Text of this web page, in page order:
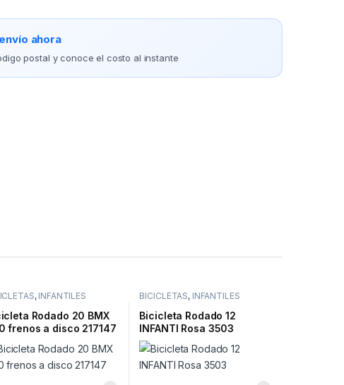
ahora
postal y conoce el costo al instante
, INFANTILES
Rodado 20 BMX
frenos a disco 217147
BICICLETAS, INFANTILES
Bicicleta Rodado 12
INFANTI Rosa 3503